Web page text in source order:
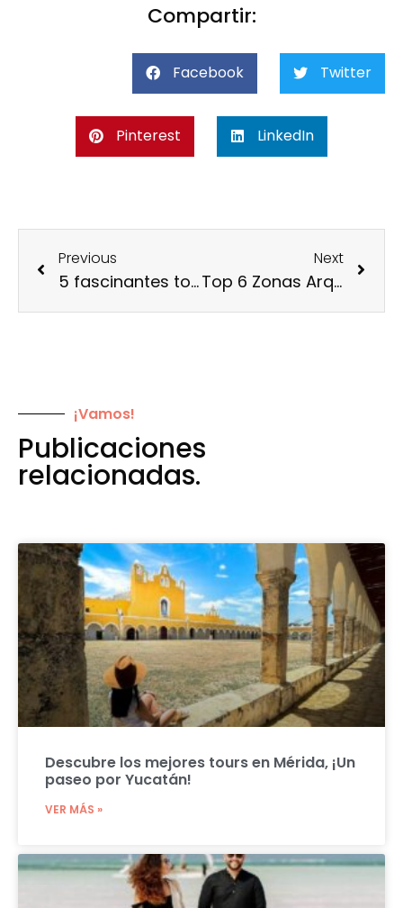
Compartir:
Facebook Twitter
Pinterest LinkedIn
Previous
5 fascinantes tours para niños en la Riviera Maya
Next
Top 6 Zonas Arqueológicas de México
¡Vamos!
Publicaciones
relacionadas.
Descubre los mejores tours en Mérida, ¡Un
paseo por Yucatán!
VER MÁS »